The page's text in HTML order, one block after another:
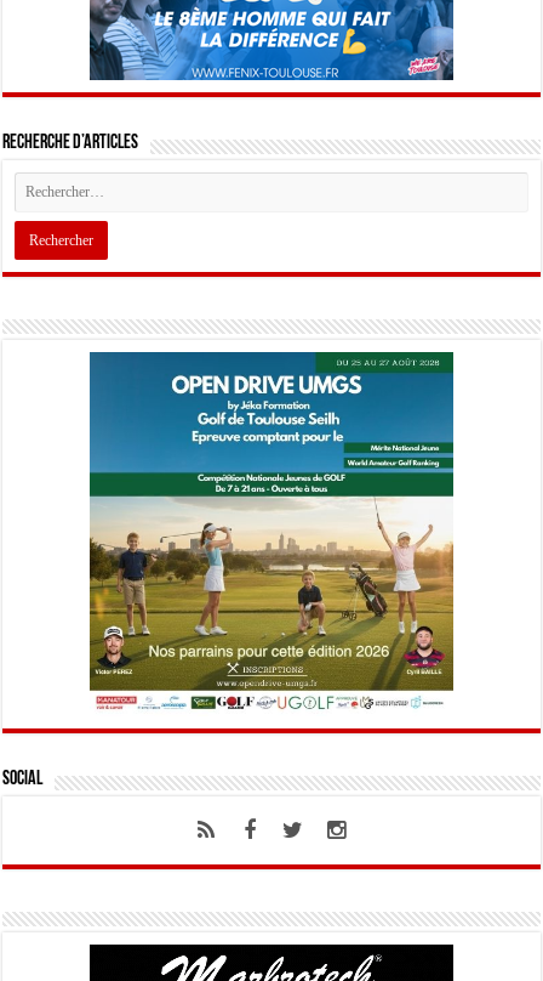
Recherche d’articles
Social